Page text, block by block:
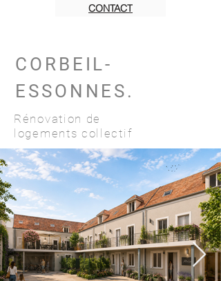
CONTACT
CORBEIL-
ESSONNES.
Rénovation de
logements collectif